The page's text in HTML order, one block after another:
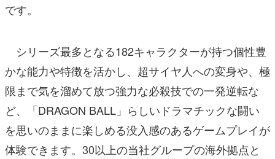
です。
シリーズ最多となる182キャラクターが持つ個性豊
かな能力や特徴を活かし、超サイヤ人への変身や、極
限まで気を溜めて放つ強力な必殺技での一発逆転な
ど、「DRAGON BALL」らしいドラマチックな闘い
を思いのままに楽しめる没入感のあるゲームプレイが
体験できます。30以上の当社グループの海外拠点と